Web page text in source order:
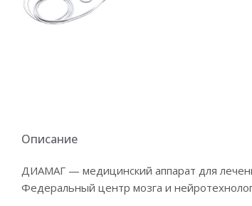
Описание
ДИАМАГ — медицинский аппарат для
Федеральный центр мозга и